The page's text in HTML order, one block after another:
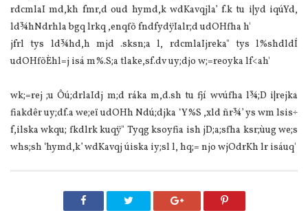
rdcmlaI md,kh fmr,d oud hymd,k wdKavqjla’ f.k tu i|yd iqúYd,
ld¾hNdrhla bgq lrkq ,enqfõ fndfydÿIalr;d udOHfha h'
jfrl tys ld¾hd,h mjd .sksn;a l, rdcmlaIjreka" tys l%shdldÍ
udOHfõÈhl=j isá m%.S;a tlake,sf.dv uy;djo w;=reoyka lf<ah'
wk;=rej ;u Ôú;drlaIdj m;d ráka m,d.sh tu fjí wvúfha l¾;D i|rejka
fiakdêr uy;df.a we;eï udOHh Ndú;djka ‘Y%S ,xld ñr¾’ ys wm lsis÷
f,ilska wkqu; fkdlrk kuqÿ" Tyqg ksoyfia ish jD;a;sfha ksr;ùug we;s
whs;sh ‘hymd,k’ wdKavqj úiska iy;sl l, hq;= njo wjOdrKh lr isáuq'